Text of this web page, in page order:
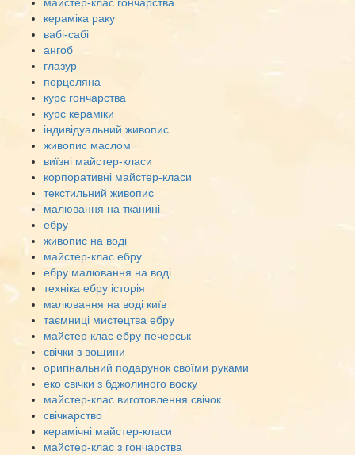
кераміка раку
вабі-сабі
ангоб
глазур
порцеляна
курс гончарства
курс кераміки
індивідуальний живопис
живопис маслом
виїзні майстер-класи
корпоративні майстер-класи
текстильний живопис
малювання на тканині
ебру
живопис на воді
майстер-клас ебру
ебру малювання на воді
техніка ебру історія
малювання на воді київ
таємниці мистецтва ебру
майстер клас ебру печерськ
свічки з вощини
оригінальний подарунок своїми руками
еко свічки з бджолиного воску
майстер-клас виготовлення свічок
свічкарство
керамічні майстер-класи
майстер-клас з гончарства